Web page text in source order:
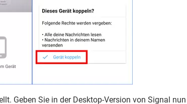
Geben Sie in der Desktop-Version von Signal nun